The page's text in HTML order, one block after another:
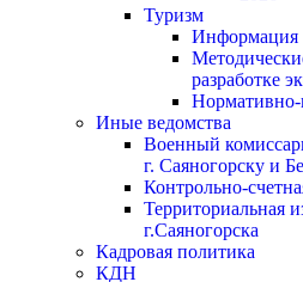
Туризм
Информация
разработке
Нормативно-
Иные ведомства
Военный
г. Саяногорску и
Контрольно-
Территориальная
г.Саяногорска
Кадровая политика
КДН